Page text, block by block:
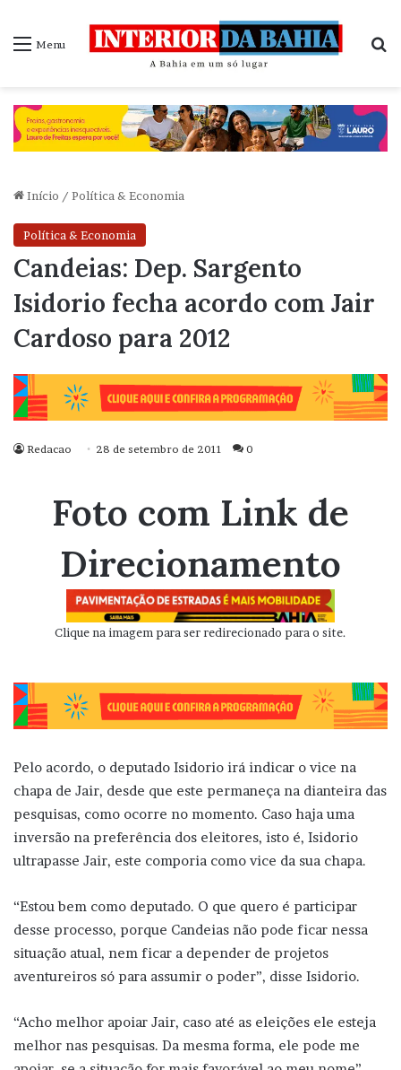
Menu
Início / Política & Economia
Política & Economia
Candeias: Dep. Sargento
Isidorio fecha acordo com Jair
Cardoso para 2012
Redacao 28 de setembro de 2011 0
Foto com Link de
Direcionamento
Clique na imagem para ser redirecionado para o site.
Pelo acordo, o deputado Isidorio irá indicar o vice na
chapa de Jair, desde que este permaneça na dianteira das
pesquisas, como ocorre no momento. Caso haja uma
inversão na preferência dos eleitores, isto é, Isidorio
ultrapasse Jair, este comporia como vice da sua chapa.
“Estou bem como deputado. O que quero é participar
desse processo, porque Candeias não pode ficar nessa
situação atual, nem ficar a depender de projetos
aventureiros só para assumir o poder”, disse Isidorio.
“Acho melhor apoiar Jair, caso até as eleições ele esteja
melhor nas pesquisas. Da mesma forma, ele pode me